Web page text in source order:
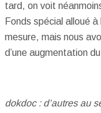
tard, on voit
Fonds spécial alloué à
mesure, mais nous
d’une augmentation
dokdoc : d’autres au